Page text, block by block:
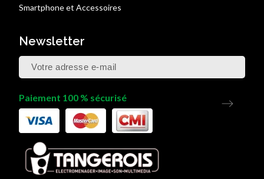
Smartphone et Accessoires
Newsletter
Paiement 100 % sécurisé